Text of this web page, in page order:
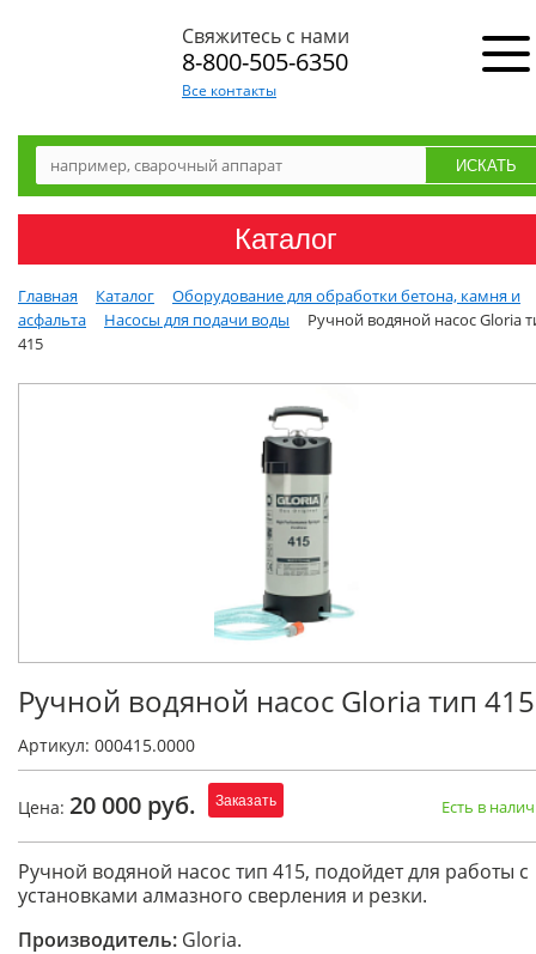
Свяжитесь с нами
8-800-505-6350
Все контакты
Каталог
Главная Каталог
Оборудование для обработки бетона, камня и
асфальта
Насосы для подачи воды
Ручной водяной насос Gloria
415
Ручной водяной насос Gloria тип 415
Артикул: 000415.0000
Цена: 20 000 руб. Заказать Есть в
Ручной водяной насос тип 415, подойдет для работы с
установками алмазного сверления и резки.
Производитель: Gloria.